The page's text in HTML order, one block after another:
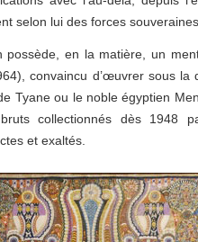
selon lui des forces
possède, en la matière, un
convaincu d’œuvrer sous
Tyane ou le noble égyptien
collectionnés dès 1948
et exaltés.